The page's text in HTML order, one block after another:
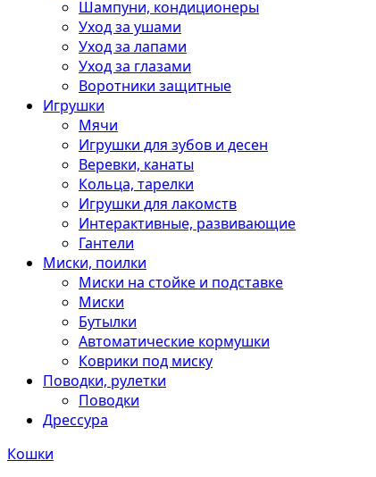
Шампуни, кондиционеры
Уход за ушами
Уход за лапами
Уход за глазами
Воротники защитные
Игрушки
Мячи
Игрушки для зубов и десен
Веревки, канаты
Кольца, тарелки
Игрушки для лакомств
Интерактивные, развивающие
Гантели
Миски, поилки
Миски на стойке и подставке
Миски
Бутылки
Автоматические кормушки
Коврики под миску
Поводки, рулетки
Поводки
Дрессура
Кошки